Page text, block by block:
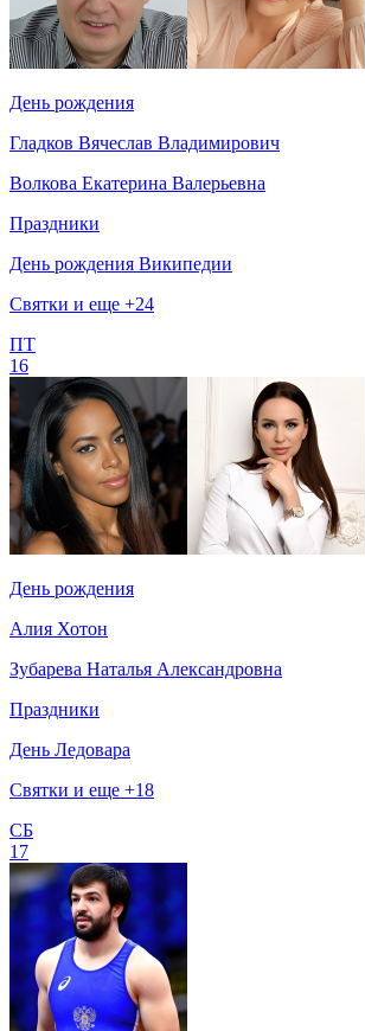
День рождения
Гладков Вячеслав Владимирович
Волкова Екатерина Валерьевна
Праздники
День рождения Википедии
Святки и еще +24
ПТ
16
День рождения
Алия Хотон
Зубарева Наталья Александровна
Праздники
День Ледовара
Святки и еще +18
СБ
17